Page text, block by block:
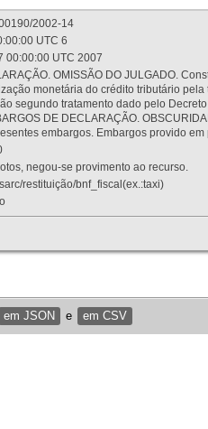
2002-14
UTC 6
00:00:00 UTC 2007
OMISSÃO DO JULGADO.
monetária do crédito tributário
segundo tratamento dado pelo
DE DECLARAÇÃO.
embargos. Embargos provido em
negou-se provimento ao recurso.
restituição/bnf_fiscal(ex.:taxi)
em JSON e em CSV